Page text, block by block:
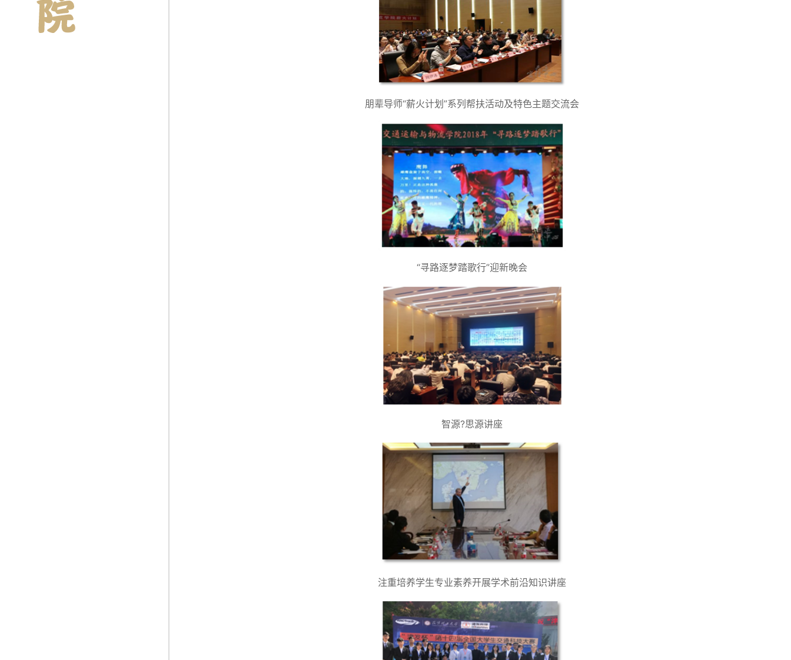
朋辈导师“薪火计划”系列帮扶活动及特色主题交流会
“寻路逐梦踏歌行”迎新晚会
智源?思源讲座
注重培养学生专业素养开展学术前沿知识讲座